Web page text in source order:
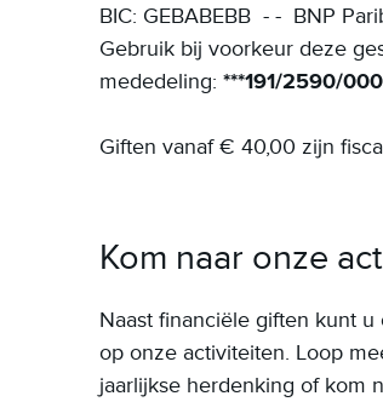
BIC: GEBABEBB - - BNP
Gebruik bij voorkeur deze
mededeling: ***191/2590/
Giften vanaf € 40,00 zijn
Kom naar onze
Naast financiële giften kunt u
op onze activiteiten. Loop
jaarlijkse herdenking of kom